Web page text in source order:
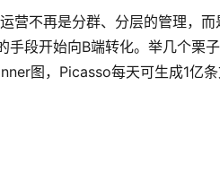
营不再是分群、分层的管理，而
段开始向B端转化。举几个栗子
图，Picasso每天可生成1亿